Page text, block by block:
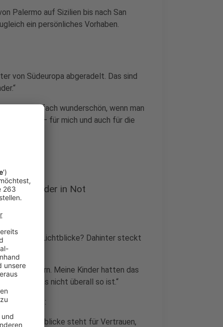
Palermo auf Sizilien bis nach San
ein persönliches Vorhaben.
von Südeuropa abgeradelt. Das sind
„Es ist einfach wunderschön, wenn man
– für mich und auch für die
für Kinder in Not
die Aktion Lichtblicke? Dahinter steckt
zu Kindern. Meine Kinder hatten das
dass das nicht überall so ist.“
Mittelpunkt:
Aktion Lichtblicke steht für Vertrauen,